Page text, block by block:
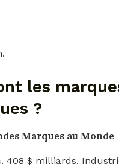
les
?
Marques au Monde
408 $ milliards.